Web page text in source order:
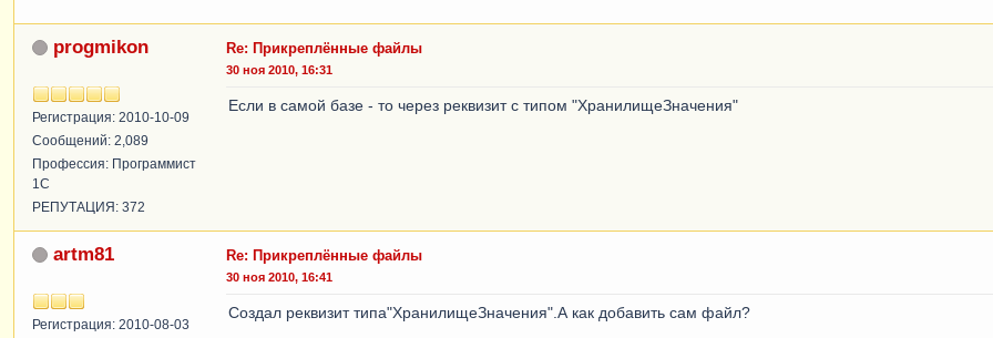
progmikon
Регистрация: 2010-10-09
Сообщений: 2,089
Профессия: Программист
1С
РЕПУТАЦИЯ: 372
Re: Прикреплённые файлы
30 ноя 2010, 16:31
Если в самой базе - то через реквизит с типом "ХранилищеЗначения"
artm81
Регистрация: 2010-08-03
Re: Прикреплённые файлы
30 ноя 2010, 16:41
Создал реквизит типа"ХранилищеЗначения".А как добавить сам файл?